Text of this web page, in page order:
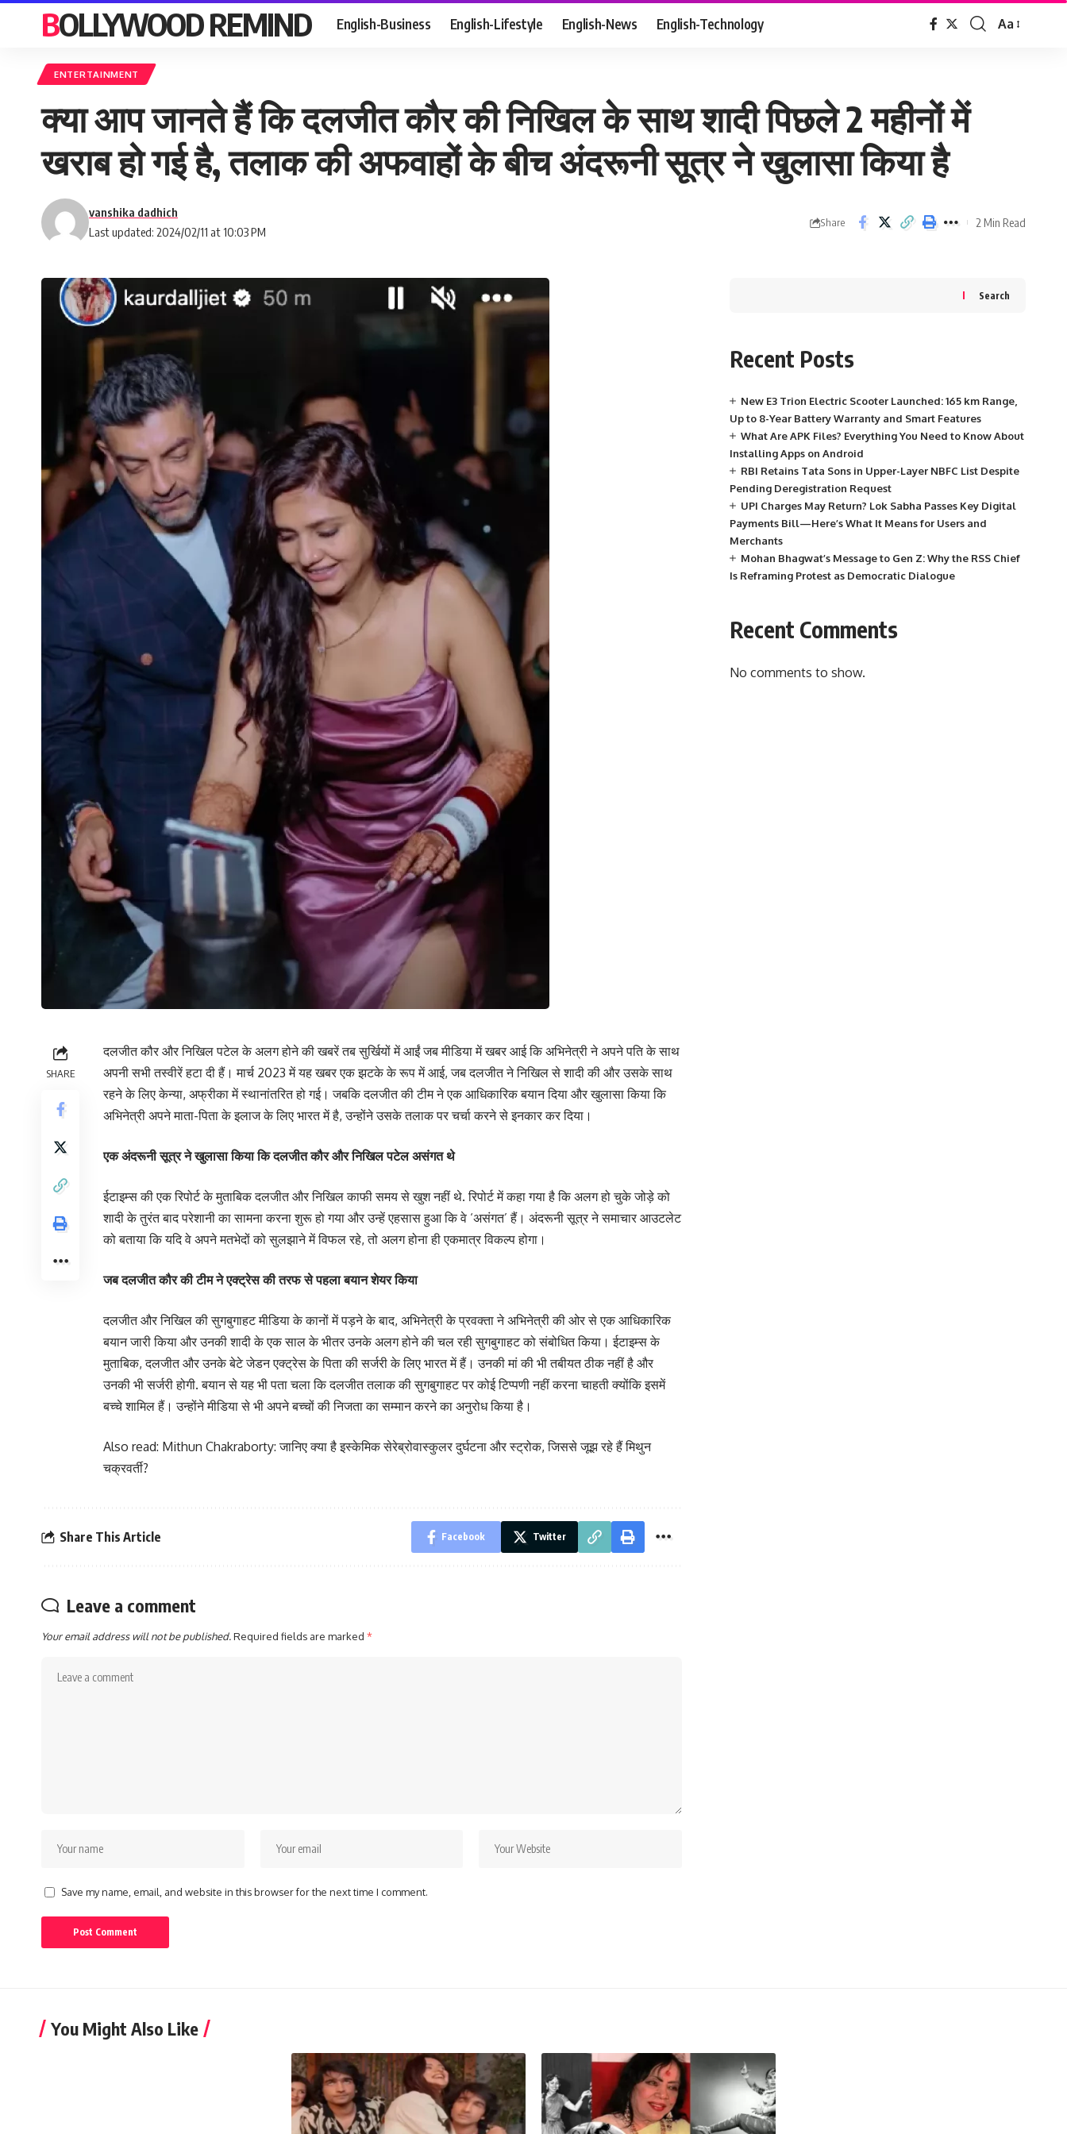
BOLLYWOOD REMIND English-Business English-Lifestyle English-News English-Technology
Font
Aa
ENTERTAINMENT
क्या आप जानते हैं कि दलजीत कौर की निखिल के साथ शादी पिछले 2 महीनों में
खराब हो गई है, तलाक की अफवाहों के बीच अंदरूनी सूत्र ने खुलासा किया है
Last updated: 2024/02/11 at 10:03 PM
vanshika dadhich
Share 2 Min Read
SHARE
दलजीत कौर और निखिल पटेल के अलग होने की खबरें तब सुर्खियों में आईं जब मीडिया में खबर आई कि अभिनेत्री ने अपने पति के साथ
अपनी सभी तस्वीरें हटा दी हैं। मार्च 2023 में यह खबर एक झटके के रूप में आई, जब दलजीत ने निखिल से शादी की और उसके साथ
रहने के लिए केन्या, अफ्रीका में स्थानांतरित हो गई। जबकि दलजीत की टीम ने एक आधिकारिक बयान दिया और खुलासा किया कि
अभिनेत्री अपने माता-पिता के इलाज के लिए भारत में है, उन्होंने उसके तलाक पर चर्चा करने से इनकार कर दिया।
एक अंदरूनी सूत्र ने खुलासा किया कि दलजीत कौर और निखिल पटेल असंगत थे
ईटाइम्स की एक रिपोर्ट के मुताबिक दलजीत और निखिल काफी समय से खुश नहीं थे. रिपोर्ट में कहा गया है कि अलग हो चुके जोड़े को
शादी के तुरंत बाद परेशानी का सामना करना शुरू हो गया और उन्हें एहसास हुआ कि वे ‘असंगत’ हैं। अंदरूनी सूत्र ने समाचार आउटलेट
को बताया कि यदि वे अपने मतभेदों को सुलझाने में विफल रहे, तो अलग होना ही एकमात्र विकल्प होगा।
जब दलजीत कौर की टीम ने एक्ट्रेस की तरफ से पहला बयान शेयर किया
दलजीत और निखिल की सुगबुगाहट मीडिया के कानों में पड़ने के बाद, अभिनेत्री के प्रवक्ता ने अभिनेत्री की ओर से एक आधिकारिक
बयान जारी किया और उनकी शादी के एक साल के भीतर उनके अलग होने की चल रही सुगबुगाहट को संबोधित किया। ईटाइम्स के
मुताबिक, दलजीत और उनके बेटे जेडन एक्ट्रेस के पिता की सर्जरी के लिए भारत में हैं। उनकी मां की भी तबीयत ठीक नहीं है और
उनकी भी सर्जरी होगी. बयान से यह भी पता चला कि दलजीत तलाक की सुगबुगाहट पर कोई टिप्पणी नहीं करना चाहती क्योंकि इसमें
बच्चे शामिल हैं। उन्होंने मीडिया से भी अपने बच्चों की निजता का सम्मान करने का अनुरोध किया है।
Also read: Mithun Chakraborty: जानिए क्या है इस्केमिक सेरेब्रोवास्कुलर दुर्घटना और स्ट्रोक, जिससे जूझ रहे हैं मिथुन
चक्रवर्ती?
Share This Article Facebook Twitter
Leave a comment
Your email address will not be published.Required fields are marked *
Save my name, email, and website in this browser for the next time I comment.
Search
Recent Posts
New E3 Trion Electric Scooter Launched: 165 km Range,
Up to 8-Year Battery Warranty and Smart Features
What Are APK Files? Everything You Need to Know About
Installing Apps on Android
RBI Retains Tata Sons in Upper-Layer NBFC List Despite
Pending Deregistration Request
UPI Charges May Return? Lok Sabha Passes Key Digital
Payments Bill—Here’s What It Means for Users and
Merchants
Mohan Bhagwat’s Message to Gen Z: Why the RSS Chief
Is Reframing Protest as Democratic Dialogue
Recent Comments
No comments to show.
You Might Also Like